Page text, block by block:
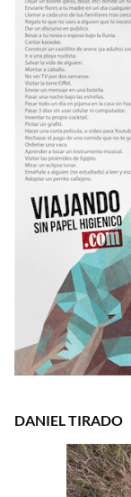
DANIEL TIRADO